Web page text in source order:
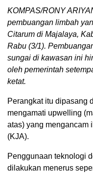
KOMPAS/RONY
pembuangan limbah
Citarum di Majalaya,
Rabu (3/1).
sungai di kawasan ini
oleh pemerintah
ketat.
Perangkat itu dipasang
mengamati upwelling
atas) yang mengancam
(KJA).
Penggunaan teknologi
dilakukan menerus